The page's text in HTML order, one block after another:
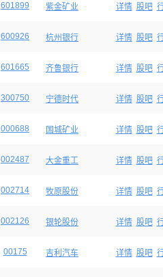
601899 紫金矿业 详情 股吧
600926 杭州银行 详情 股吧
601665 齐鲁银行 详情 股吧
300750 宁德时代 详情 股吧
000688 国城矿业 详情 股吧
002487 大金重工 详情 股吧
002714 牧原股份 详情 股吧
002126 银轮股份 详情 股吧
00175 吉利汽车 详情 股吧